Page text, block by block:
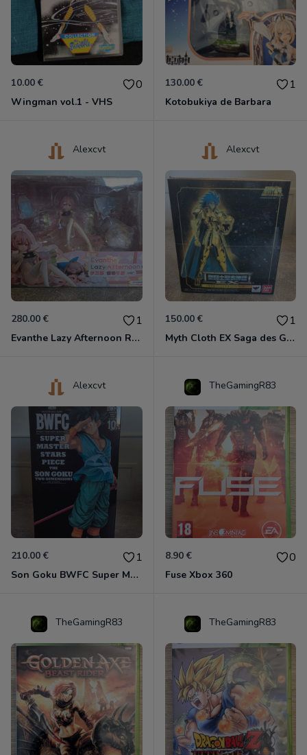
10.00 € 0
Wingman vol.1 - VHS
130.00 € 1
Kotobukiya de Barbara
Alexcvt
280.00 € 1
Evanthe Lazy Afternoon Red Pride of Eden
Alexcvt
150.00 € 1
Myth Cloth EX Saga des Gémeaux
Alexcvt
210.00 € 1
Son Goku BWFC Super Master Stars
TheGamingR83
8.90 € 0
Fuse Xbox 360
TheGamingR83 TheGamingR83